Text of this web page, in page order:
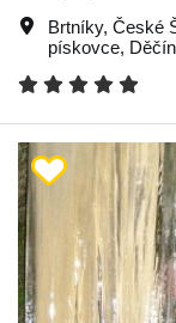
Brtníky, České
pískovce,